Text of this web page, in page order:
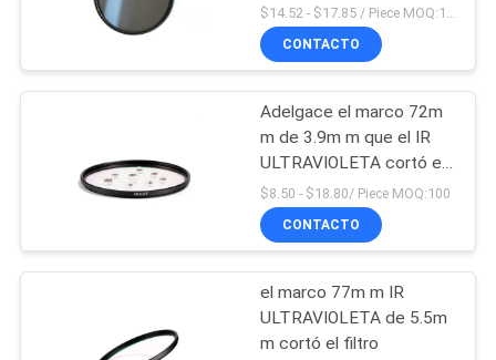
DEL
SITIO
PRIVACY
POLICY
capa
$14.52 - $17.85 / Piece MOQ:100
CONTACTO
Adelgace el marco 72m
m de 3.9m m que el IR
ULTRAVIOLETA cortó el
filtro
$8.50 - $18.80/ Piece MOQ:100
CONTACTO
el marco 77m m IR
ULTRAVIOLETA de 5.5m
m cortó el filtro